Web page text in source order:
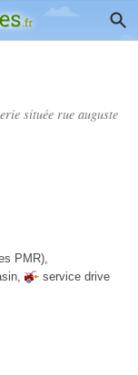
située rue auguste
PMR),
, service drive